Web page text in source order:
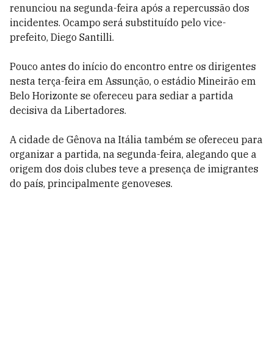
renunciou na segunda-feira após a repercussão dos
incidentes. Ocampo será substituído pelo vice-
prefeito, Diego Santilli.
Pouco antes do início do encontro entre os dirigentes
nesta terça-feira em Assunção, o estádio Mineirão em
Belo Horizonte se ofereceu para sediar a partida
decisiva da Libertadores.
A cidade de Gênova na Itália também se ofereceu para
organizar a partida, na segunda-feira, alegando que a
origem dos dois clubes teve a presença de imigrantes
do país, principalmente genoveses.